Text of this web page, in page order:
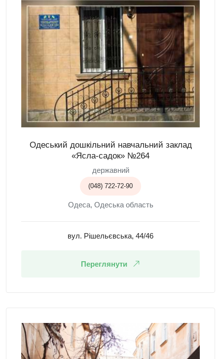
Одеський дошкільний навчальний заклад
«Ясла-садок» №264
державний
(048) 722-72-90
Одеса, Одеська область
вул. Рішельєвська, 44/46
Переглянути